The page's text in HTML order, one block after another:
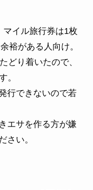
マイル旅行券は1枚
裕がある人向け。
どり着いたので、
。
行できないので若
エサを作る方が嫌
さい。